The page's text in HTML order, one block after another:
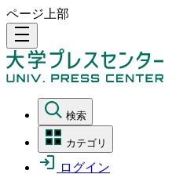
ページ上部
density_medium
検索
カテゴリ
ログイン